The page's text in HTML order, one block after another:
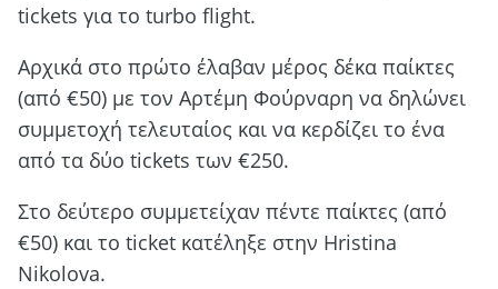
tickets για το turbo flight.
Aρχικά στο πρώτο έλαβαν μέρος δέκα παίκτες
(από €50) με τον Αρτέμη Φούρναρη να δηλώνει
συμμετοχή τελευταίος και να κερδίζει το ένα
από τα δύο tickets των €250.
Στο δεύτερο συμμετείχαν πέντε παίκτες (από
€50) και το ticket κατέληξε στην Hristina
Nikolova.